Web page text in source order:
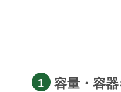
1 容量・容器